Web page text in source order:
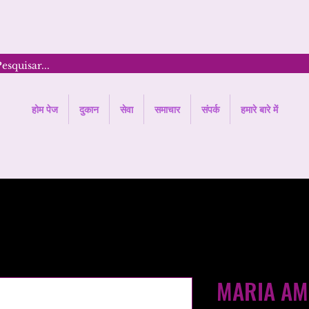
होम पेज दुकान सेवा समाचार संपर्क हमारे बारे में
MARIA